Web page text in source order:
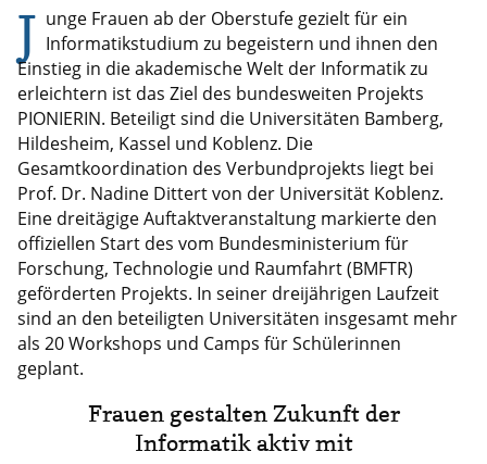
J unge Frauen ab der Oberstufe gezielt für ein
Informatikstudium zu begeistern und ihnen den
Einstieg in die akademische Welt der Informatik zu
erleichtern ist das Ziel des bundesweiten Projekts
PIONIERIN. Beteiligt sind die Universitäten Bamberg,
Hildesheim, Kassel und Koblenz. Die
Gesamtkoordination des Verbundprojekts liegt bei
Prof. Dr. Nadine Dittert von der Universität Koblenz.
Eine dreitägige Auftaktveranstaltung markierte den
offiziellen Start des vom Bundesministerium für
Forschung, Technologie und Raumfahrt (BMFTR)
geförderten Projekts. In seiner dreijährigen Laufzeit
sind an den beteiligten Universitäten insgesamt mehr
als 20 Workshops und Camps für Schülerinnen
geplant.
Frauen gestalten Zukunft der
Informatik aktiv mit